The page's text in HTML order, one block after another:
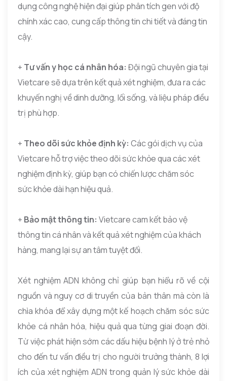
dụng công nghệ hiện đại giúp phân tích gen với độ
chính xác cao, cung cấp thông tin chi tiết và đáng tin
cậy.
+ Tư vấn y học cá nhân hóa: Đội ngũ chuyên gia tại
Vietcare sẽ dựa trên kết quả xét nghiệm, đưa ra các
khuyến nghị về dinh dưỡng, lối sống, và liệu pháp điều
trị phù hợp.
+ Theo dõi sức khỏe định kỳ: Các gói dịch vụ của
Vietcare hỗ trợ việc theo dõi sức khỏe qua các xét
nghiệm định kỳ, giúp bạn có chiến lược chăm sóc
sức khỏe dài hạn hiệu quả.
+ Bảo mật thông tin: Vietcare cam kết bảo vệ
thông tin cá nhân và kết quả xét nghiệm của khách
hàng, mang lại sự an tâm tuyệt đối.
Xét nghiệm ADN không chỉ giúp bạn hiểu rõ về cội
nguồn và nguy cơ di truyền của bản thân mà còn là
chìa khóa để xây dựng một kế hoạch chăm sóc sức
khỏe cá nhân hóa, hiệu quả qua từng giai đoạn đời.
Từ việc phát hiện sớm các dấu hiệu bệnh lý ở trẻ nhỏ
cho đến tư vấn điều trị cho người trưởng thành, 8 lợi
ích của xét nghiệm ADN trong quản lý sức khỏe dài